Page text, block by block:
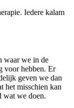
Iedere kalam
waar we in de
voor hebben. Er
geven we dan
het misschien kan
wat we doen.